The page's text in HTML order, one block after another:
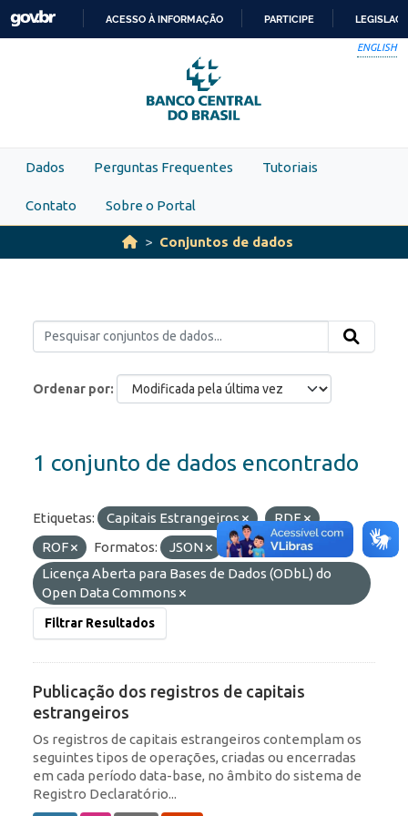
Skip to main content
PARA
O
CONTEÚDO
ACESSO À INFORMAÇÃO PARTICIPE
ENGLISH
Dados Perguntas Frequentes Tutoriais
Contato Sobre o Portal
Conjuntos de dados
Ordenar por
1 conjunto de dados encontrado
Etiquetas: Capitais Estrangeiros
RDE
ROF
Formatos: JSON
Licenças:
Licença Aberta para Bases de Dados (ODbL) do
Open Data Commons
Filtrar Resultados
Publicação dos registros de capitais
estrangeiros
Os registros de capitais estrangeiros contemplam os
seguintes tipos de operações, criadas ou encerradas
em cada período data-base, no âmbito do sistema de
Registro Declaratório...